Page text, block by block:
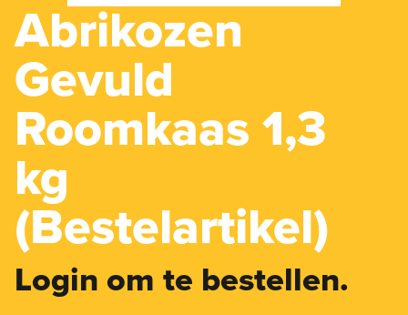
Abrikozen
Gevuld
Roomkaas 1,3
kg
(Bestelartikel)
Login om te bestellen.